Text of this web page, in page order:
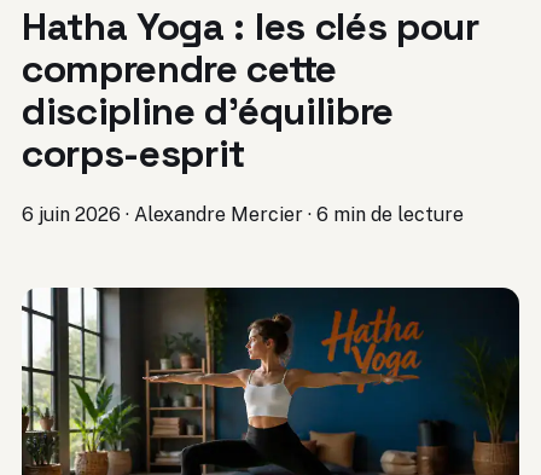
Hatha Yoga : les clés pour
comprendre cette
discipline d’équilibre
corps-esprit
6 juin 2026 · Alexandre Mercier · 6 min de lecture